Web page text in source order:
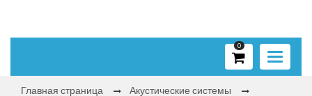
Toggle
0
Главная страница
Акустические системы